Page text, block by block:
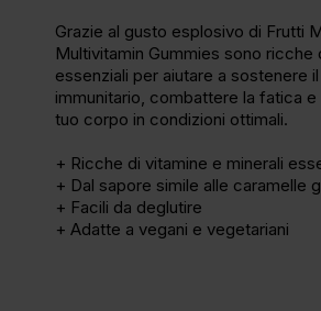
Grazie al gusto esplosivo di Frutti
Multivitamin Gummies sono ricche
essenziali per aiutare a sostenere
immunitario, combattere la fatica e
tuo corpo in condizioni ottimali.
+ Ricche di vitamine e minerali
+ Dal sapore simile alle caramelle
+ Facili da deglutire
+ Adatte a vegani e vegetariani